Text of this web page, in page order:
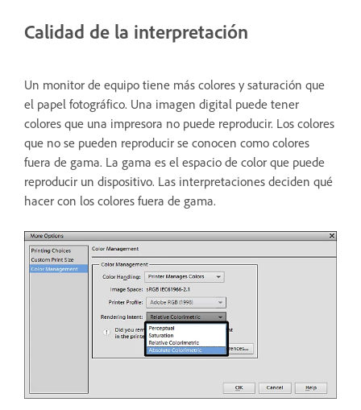
Calidad de la interpretación
Un monitor de equipo tiene más colores y saturación que
el papel fotográfico. Una imagen digital puede tener
colores que una impresora no puede reproducir. Los colores
que no se pueden reproducir se conocen como colores
fuera de gama. La gama es el espacio de color que puede
reproducir un dispositivo. Las interpretaciones deciden qué
hacer con los colores fuera de gama.